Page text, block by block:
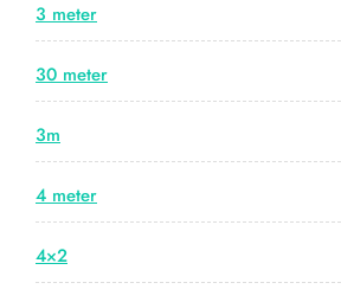
3 meter
30 meter
3m
4 meter
4×2